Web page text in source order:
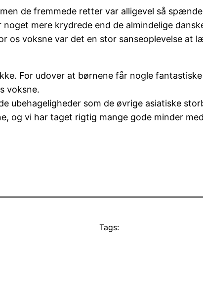
de fremmede retter var alligevel så
mere krydrede end de almindelige
os voksne var det en stor sanseoplevelse at
For udover at børnene får nogle
voksne.
ubehageligheder som de øvrige asiatiske
og vi har taget rigtig mange gode minder
Tags: